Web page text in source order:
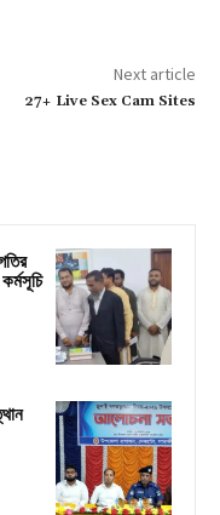
Next article
27+ Live Sex Cam Sites